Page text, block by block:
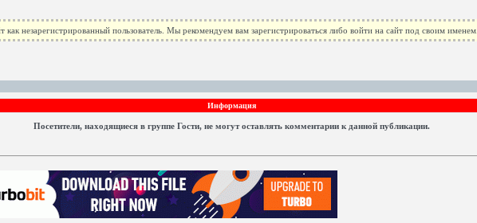
незарегистрированный пользователь. Мы рекомендуем вам зарегистрироваться либо войти на сайт под своим именем.
Информация
Посетители, находящиеся в группе Гости, не могут оставлять комментарии к данной публикации.